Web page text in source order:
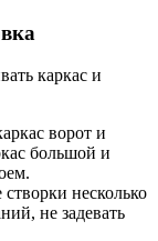
каркас и
ворот и
большой и
несколько
не задевать